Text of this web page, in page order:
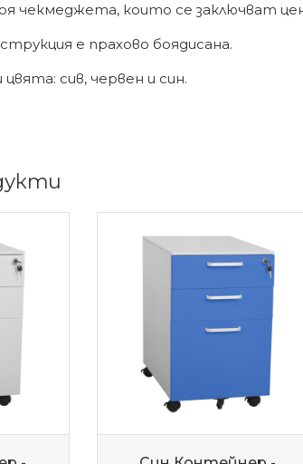
чекмеджета, които се заключват
е прахово боядисана.
сив, червен и син.